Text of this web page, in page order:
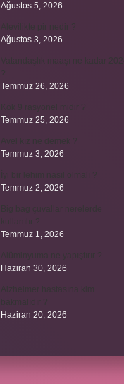
Ağustos 5, 2026
Alevilikte pir nedir ?
Ağustos 3, 2026
Temmuz 26, 2026
Temmuz 25, 2026
Temmuz 3, 2026
Temmuz 2, 2026
Temmuz 1, 2026
Haziran 30, 2026
Haziran 20, 2026